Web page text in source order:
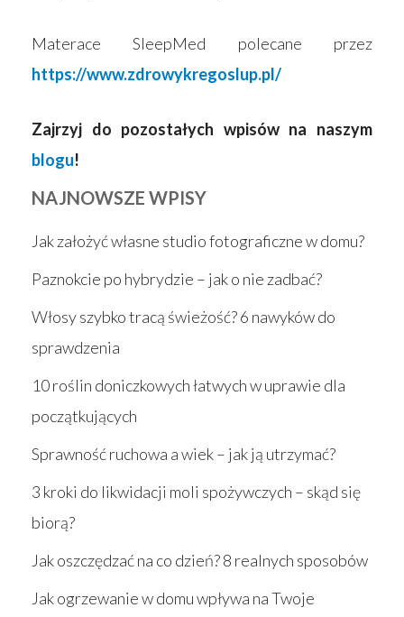
Materace SleepMed polecane przez
https://www.zdrowykregoslup.pl/
Zajrzyj do pozostałych wpisów na naszym
blogu!
NAJNOWSZE WPISY
Jak założyć własne studio fotograficzne w domu?
Paznokcie po hybrydzie – jak o nie zadbać?
Włosy szybko tracą świeżość? 6 nawyków do
sprawdzenia
10 roślin doniczkowych łatwych w uprawie dla
początkujących
Sprawność ruchowa a wiek – jak ją utrzymać?
3 kroki do likwidacji moli spożywczych – skąd się
biorą?
Jak oszczędzać na co dzień? 8 realnych sposobów
Jak ogrzewanie w domu wpływa na Twoje